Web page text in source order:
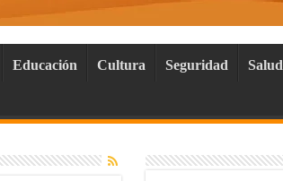
Educación Cultura Seguridad Salud